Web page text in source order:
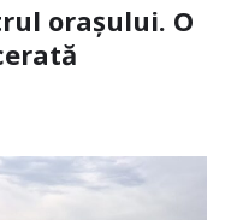
orașului. O